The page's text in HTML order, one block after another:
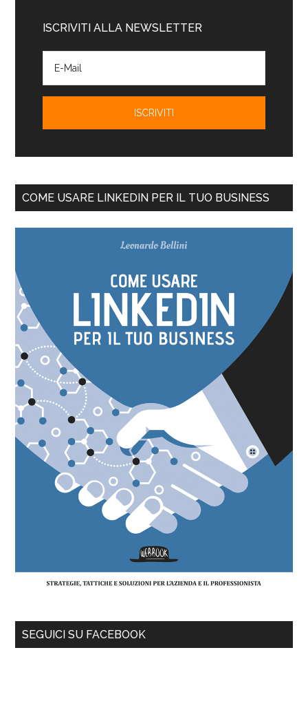
ISCRIVITI ALLA NEWSLETTER
COME USARE LINKEDIN PER IL TUO BUSINESS
SEGUICI SU FACEBOOK